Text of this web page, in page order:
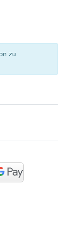
zu